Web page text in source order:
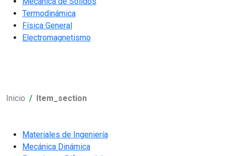
Termodinámica
Física General
Electromagnetismo
Inicio Item_section
Materiales de Ingeniería
Mecánica Dinámica